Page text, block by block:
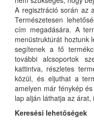
A regisztráció során az
Természetesen
cím megadására. A
menüstruktúrát hoztunk
segítenek a fő
további alcsoportok
kattintva, részletes
közül, és eljuthat a
amelyen már fénykép
lap alján láthatja az
Keresési lehetőségek